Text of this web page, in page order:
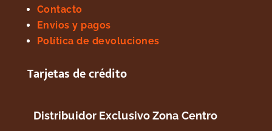
Contacto
Envios y pagos
Política de devoluciones
Tarjetas de crédito
Distribuidor Exclusivo Zona Centro